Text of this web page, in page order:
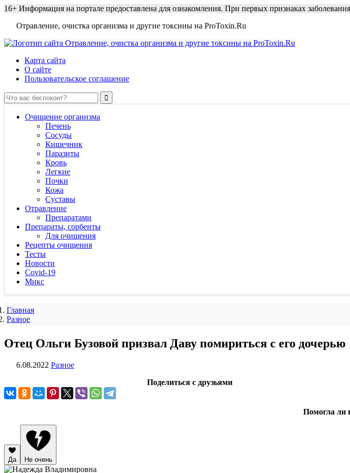
16+ Информация на портале предоставлена для ознакомления. При первых признаках
Отравление, очистка организма и другие токсины на ProToxin.Ru
Карта сайта
О сайте
Пользовательское соглашение
Очищение организма
Печень
Сосуды
Кишечник
Паразиты
Кровь
Легкие
Почки
Кожа
Суставы
Отравление
Препаратами
Препараты, сорбенты
Для очищения
Рецепты очищения
Тесты
Новости
Covid-19
Микс
Главная
Разное
Отец Ольги Бузовой призвал Даву помириться с его дочерью
6.08.2022 Разное
Поделиться с друзьями
Помогла ли
Да Не очень